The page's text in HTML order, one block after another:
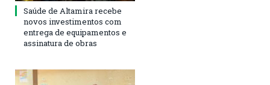
Saúde de Altamira recebe
novos investimentos com
entrega de equipamentos e
assinatura de obras